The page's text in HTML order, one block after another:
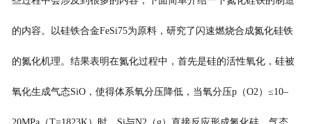
的内容。以硅铁合金FeSi75为原料，研究了闪速燃烧合成氮化硅铁
的氮化机理。结果表明在氮化过程中，首先是硅的活性氧化，硅被
氧化生成气态SiO，使得体系氧分压降低，当氧分压p（O2）≤10–